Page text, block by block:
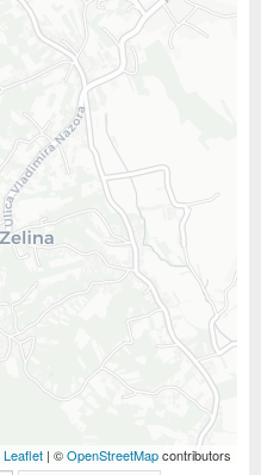
Leaflet | ©OpenStreetMapcontributors